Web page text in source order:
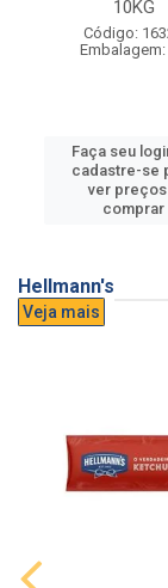
10KG
Código:
Embalagem:
Faça seu
cadastre-se
ver preços
comprar
Hellmann's
Veja mais